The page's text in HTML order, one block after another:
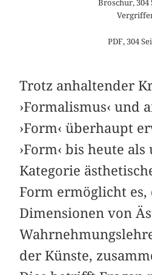
Broschur, 304
PDF, 304
Trotz anhaltender
›Formalismus‹ und
›Form‹ überhaupt
›Form‹ bis heute
Kategorie
Form ermöglicht es,
Dimensionen von
der Künste,